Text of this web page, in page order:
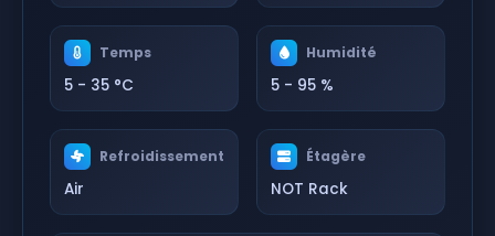
Temps
5 - 35 °C
Humidité
5 - 95 %
Refroidissement
Air
Étagère
NOT Rack